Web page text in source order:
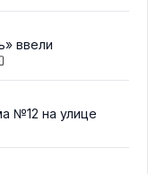
ввели
№12 на улице